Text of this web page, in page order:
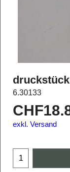
6.30133
CHF
exkl. Versand